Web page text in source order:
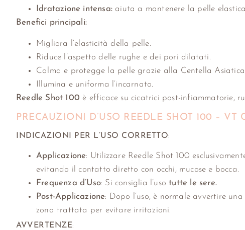
Idratazione intensa: aiuta a mantenere la pelle
Benefici principali:
Migliora l’elasticità della pelle.
Riduce l’aspetto delle rughe e dei pori dilatati.
Calma e protegge la pelle grazie alla Centella
Illumina e uniforma l’incarnato.
Reedle Shot 100 è efficace su cicatrici post-infiammatorie,
PRECAUZIONI D’USO REEDLE SHOT 100 – VT
INDICAZIONI PER L’USO CORRETTO:
Applicazione: Utilizzare Reedle Shot 100
evitando il contatto diretto con occhi, mucose e bocca.
Frequenza d’Uso: Si consiglia l’usotutte le sere.
Post-Applicazione: Dopo l’uso, è normale avvertire
zona trattata per evitare irritazioni.
AVVERTENZE: